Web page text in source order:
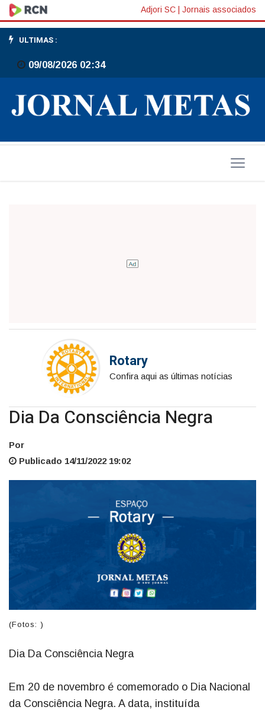
Dia
Da
Consciência
Negra
Adjori SC Jornais associados
ULTIMAS :
09/08/2026 02:34
Rotary
Confira aqui as últimas notícias
Dia Da Consciência Negra
Por
Publicado 14/11/2022 19:02
(Fotos: )
Dia Da Consciência Negra
Em 20 de novembro é comemorado o Dia Nacional
da Consciência Negra. A data, instituída